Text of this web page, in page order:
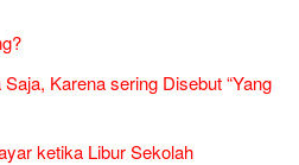
Karena sering Disebut “Yang
ketika Libur Sekolah